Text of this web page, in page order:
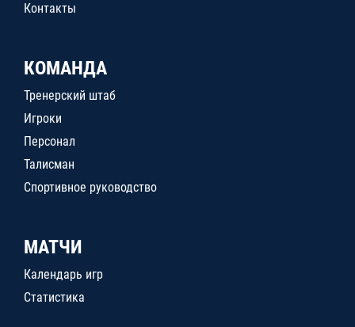
Контакты
КОМАНДА
Тренерский штаб
Игроки
Персонал
Талисман
Спортивное руководство
МАТЧИ
Календарь игр
Статистика